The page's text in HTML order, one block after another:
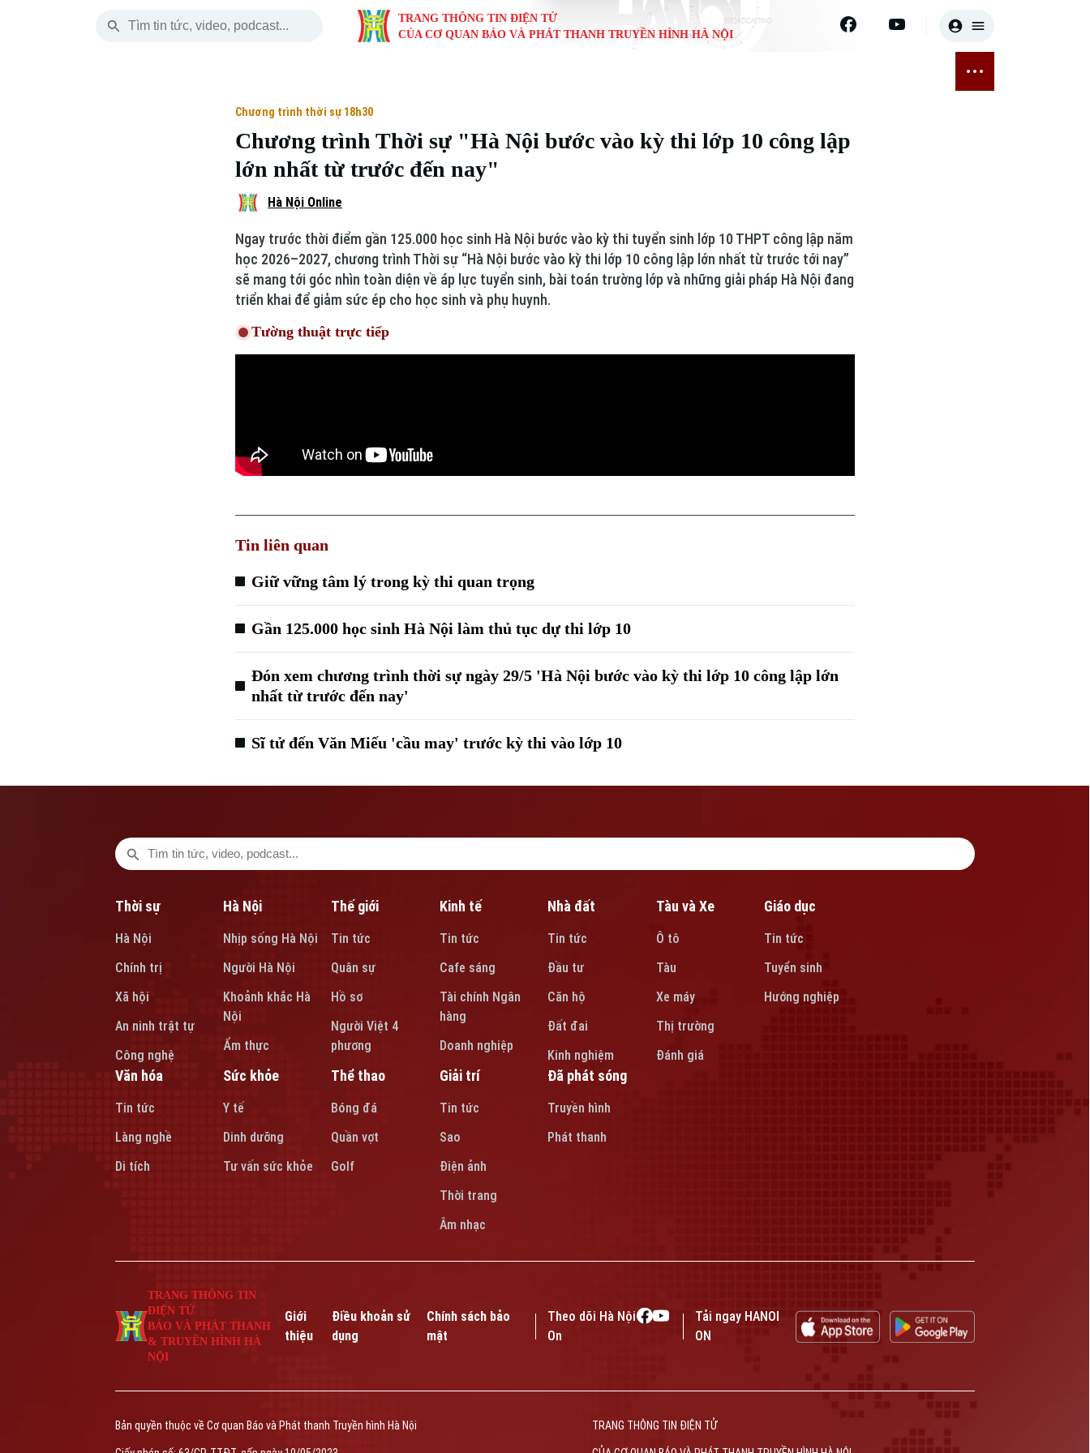
TRANG THÔNG TIN ĐIỆN TỬ
CỦA CƠ QUAN BÁO VÀ PHÁT THANH TRUYỀN HÌNH HÀ NỘI
Hà Nội
Chính trị
Công nghệ
Nhịp sống Hà Nội
Người Hà Nội
Tin tức
Quân sự Cafe sángĐầu tư
Kinh nghiệm
Tàu
Đánh giá
Tuyển sinh Làng nghề Dinh dưỡng Quần vợt Sao
Âm nhạc
Chương trình thời sự 18h30
Chương trình Thời sự "Hà Nội bước vào kỳ thi lớp 10 công lập
lớn nhất từ trước đến nay"
Hà Nội Online
Ngay trước thời điểm gần 125.000 học sinh Hà Nội bước vào kỳ thi tuyển sinh lớp 10 THPT công lập năm
học 2026–2027, chương trình Thời sự “Hà Nội bước vào kỳ thi lớp 10 công lập lớn nhất từ trước tới nay”
sẽ mang tới góc nhìn toàn diện về áp lực tuyển sinh, bài toán trường lớp và những giải pháp Hà Nội đang
triển khai để giảm sức ép cho học sinh và phụ huynh.
Tường thuật trực tiếp
Tin liên quan
Giữ vững tâm lý trong kỳ thi quan trọng
Gần 125.000 học sinh Hà Nội làm thủ tục dự thi lớp 10
Đón xem chương trình thời sự ngày 29/5 'Hà Nội bước vào kỳ thi lớp 10 công lập lớn
nhất từ trước đến nay'
Sĩ tử đến Văn Miếu 'cầu may' trước kỳ thi vào lớp 10
Thời sự
Hà Nội
Chính trị
Xã hội
An ninh trật tự
Công nghệ
Hà Nội
Nhịp sống Hà Nội
Người Hà Nội
Khoảnh khắc Hà
Nội
Ẩm thực
Thế giới
Tin tức
Quân sự
Hồ sơ
Người Việt 4
phương
Kinh tế
Tin tức
Cafe sáng
Tài chính Ngân
hàng
Doanh nghiệp
Nhà đất
Tin tức
Đầu tư
Căn hộ
Đất đai
Kinh nghiệm
Tàu và Xe
Ô tô
Tàu
Xe máy
Thị trường
Đánh giá
Giáo dục
Tin tức
Tuyển sinh
Hướng nghiệp
Văn hóa
Tin tức
Làng nghề
Di tích
Sức khỏe
Y tế
Dinh dưỡng
Tư vấn sức khỏe
Thể thao
Bóng đá
Quần vợt
Golf
Giải trí
Tin tức
Sao
Điện ảnh
Thời trang
Âm nhạc
Đã phát sóng
Truyền hình
Phát thanh
TRANG THÔNG TIN
ĐIỆN TỬ
BÁO VÀ PHÁT THANH
& TRUYỀN HÌNH HÀ
NỘI
Giới
thiệu
Điều khoản sử
dụng
Chính sách bảo
mật
Theo dõi Hà Nội
On
Tải ngay HANOI
ON
Bản quyền thuộc về Cơ quan Báo và Phát thanh Truyền hình Hà Nội TRANG THÔNG TIN ĐIỆN TỬ